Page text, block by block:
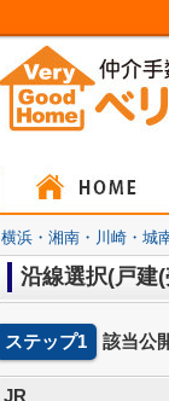
横浜・湘南・川崎・城
沿線選択(戸建
ステップ1 該当公
JR